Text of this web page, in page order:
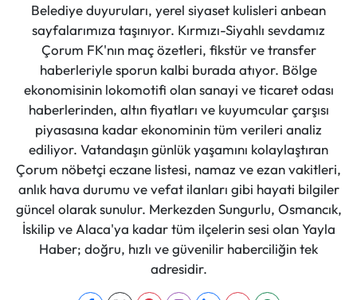
Belediye duyuruları, yerel siyaset kulisleri anbean
sayfalarımıza taşınıyor. Kırmızı-Siyahlı sevdamız
Çorum FK'nın maç özetleri, fikstür ve transfer
haberleriyle sporun kalbi burada atıyor. Bölge
ekonomisinin lokomotifi olan sanayi ve ticaret odası
haberlerinden, altın fiyatları ve kuyumcular çarşısı
piyasasına kadar ekonominin tüm verileri analiz
ediliyor. Vatandaşın günlük yaşamını kolaylaştıran
Çorum nöbetçi eczane listesi, namaz ve ezan vakitleri,
anlık hava durumu ve vefat ilanları gibi hayati bilgiler
güncel olarak sunulur. Merkezden Sungurlu, Osmancık,
İskilip ve Alaca'ya kadar tüm ilçelerin sesi olan Yayla
Haber; doğru, hızlı ve güvenilir haberciliğin tek
adresidir.